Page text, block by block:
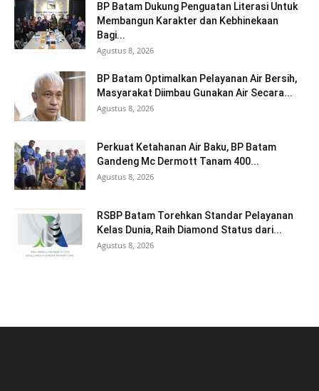
BP Batam Dukung Penguatan Literasi Untuk
Membangun Karakter dan Kebhinekaan
Bagi...
Agustus 8, 2026
BP Batam Optimalkan Pelayanan Air Bersih,
Masyarakat Diimbau Gunakan Air Secara...
Agustus 8, 2026
Perkuat Ketahanan Air Baku, BP Batam
Gandeng Mc Dermott Tanam 400...
Agustus 8, 2026
RSBP Batam Torehkan Standar Pelayanan
Kelas Dunia, Raih Diamond Status dari...
Agustus 8, 2026